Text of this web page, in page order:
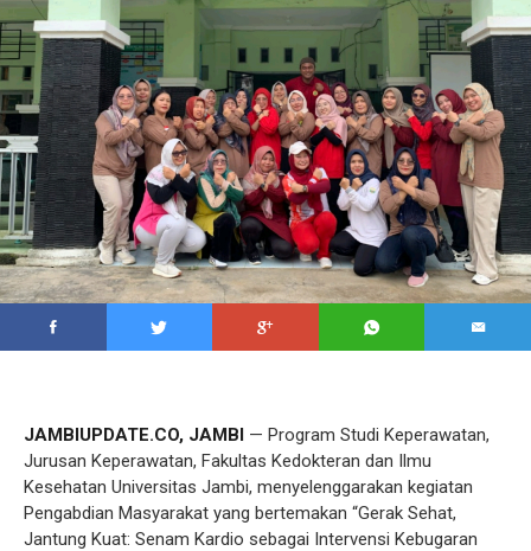
JAMBIUPDATE.CO, JAMBI — Program Studi Keperawatan,
Jurusan Keperawatan, Fakultas Kedokteran dan Ilmu
Kesehatan Universitas Jambi, menyelenggarakan kegiatan
Pengabdian Masyarakat yang bertemakan “Gerak Sehat,
Jantung Kuat: Senam Kardio sebagai Intervensi Kebugaran